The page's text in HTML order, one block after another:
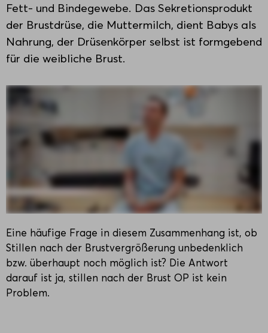
Fett- und Bindegewebe. Das Sekretionsprodukt
der Brustdrüse, die Muttermilch, dient Babys als
Nahrung, der Drüsenkörper selbst ist formgebend
für die weibliche Brust.
Eine häufige Frage in diesem Zusammenhang ist, ob
Stillen nach der Brustvergrößerung unbedenklich
bzw. überhaupt noch möglich ist? Die Antwort
darauf ist ja, stillen nach der Brust OP ist kein
Problem.